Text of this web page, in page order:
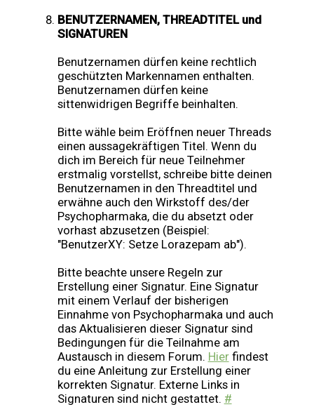
BENUTZERNAMEN, THREADTITEL und
SIGNATUREN
Benutzernamen dürfen keine rechtlich
geschützten Markennamen enthalten.
Benutzernamen dürfen keine
sittenwidrigen Begriffe beinhalten.
Bitte wähle beim Eröffnen neuer Threads
einen aussagekräftigen Titel. Wenn du
dich im Bereich für neue Teilnehmer
erstmalig vorstellst, schreibe bitte deinen
Benutzernamen in den Threadtitel und
erwähne auch den Wirkstoff des/der
Psychopharmaka, die du absetzt oder
vorhast abzusetzen (Beispiel:
"BenutzerXY: Setze Lorazepam ab").
Bitte beachte unsere Regeln zur
Erstellung einer Signatur. Eine Signatur
mit einem Verlauf der bisherigen
Einnahme von Psychopharmaka und auch
das Aktualisieren dieser Signatur sind
Bedingungen für die Teilnahme am
Austausch in diesem Forum. Hierfindest
du eine Anleitung zur Erstellung einer
korrekten Signatur. Externe Links in
Signaturen sind nicht gestattet. #